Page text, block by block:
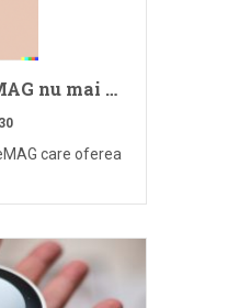
nu mai …
30
care oferea